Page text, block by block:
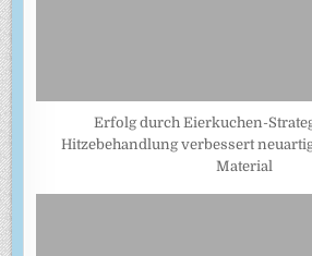
Erfolg durch Eierkuchen-
Hitzebehandlung verbessert
Material